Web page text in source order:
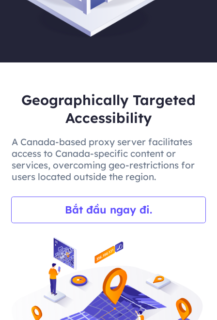
Geographically Targeted
Accessibility
A Canada-based proxy server facilitates
access to Canada-specific content or
services, overcoming geo-restrictions for
users located outside the region.
Bắt đầu ngay đi.